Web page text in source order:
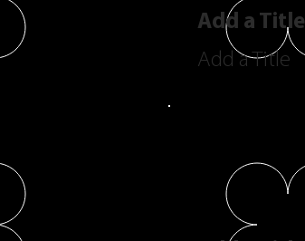
Add a Title
Add a Title